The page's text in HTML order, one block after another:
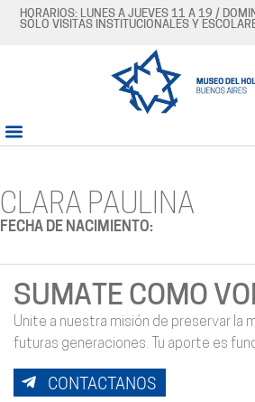
HORARIOS: LUNES A JUEVES 11 A 19 /
SÓLO VISITAS INSTITUCIONALES Y
CLARA PAULINA
FECHA DE NACIMIENTO:
SUMATE COMO
Unite a nuestra misión de preservar la
futuras generaciones. Tu aporte es
CONTACTANOS